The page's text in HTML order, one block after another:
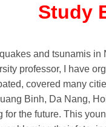
Study
and tsunamis
professor, I have
covered many
Binh, Da Nang,
for the future. This